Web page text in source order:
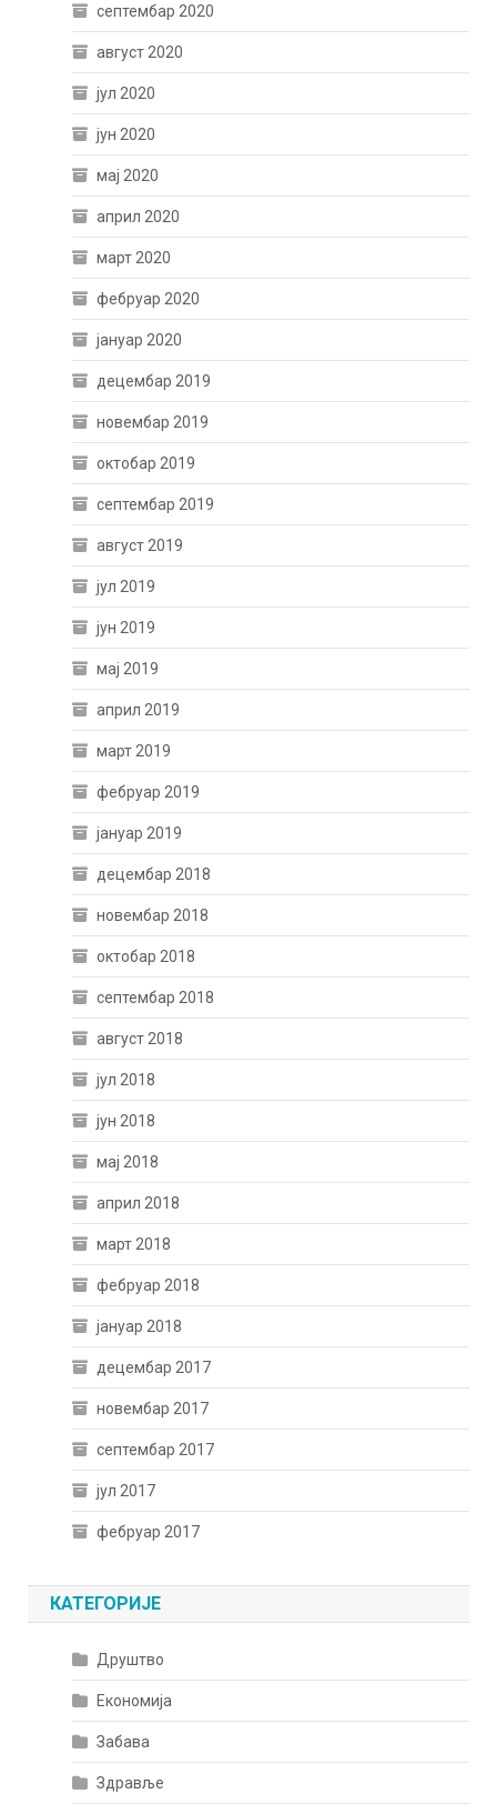
септембар 2020
август 2020
јул 2020
јун 2020
мај 2020
април 2020
март 2020
фебруар 2020
јануар 2020
децембар 2019
новембар 2019
октобар 2019
септембар 2019
август 2019
јул 2019
јун 2019
мај 2019
април 2019
март 2019
фебруар 2019
јануар 2019
децембар 2018
новембар 2018
октобар 2018
септембар 2018
август 2018
јул 2018
јун 2018
мај 2018
април 2018
март 2018
фебруар 2018
јануар 2018
децембар 2017
новембар 2017
септембар 2017
јул 2017
фебруар 2017
КАТЕГОРИЈЕ
Друштво
Економија
Забава
Здравље